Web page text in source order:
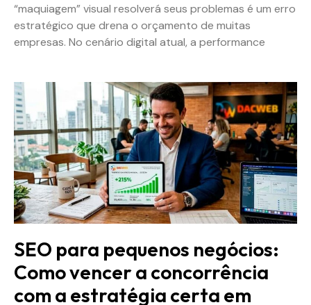
“maquiagem” visual resolverá seus problemas é um erro
estratégico que drena o orçamento de muitas
empresas. No cenário digital atual, a performance
SEO para pequenos negócios:
Como vencer a concorrência
com a estratégia certa em